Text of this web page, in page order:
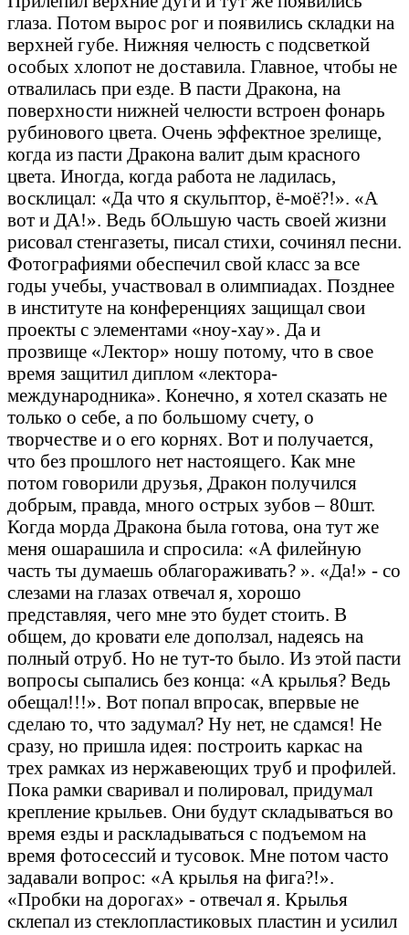
глаза. Потом вырос рог и появились складки на
верхней губе. Нижняя челюсть с подсветкой
особых хлопот не доставила. Главное, чтобы не
отвалилась при езде. В пасти Дракона, на
поверхности нижней челюсти встроен фонарь
рубинового цвета. Очень эффектное зрелище,
когда из пасти Дракона валит дым красного
цвета. Иногда, когда работа не ладилась,
восклицал: «Да что я скульптор, ё-моё?!». «А
вот и ДА!». Ведь бОльшую часть своей жизни
рисовал стенгазеты, писал стихи, сочинял песни.
Фотографиями обеспечил свой класс за все
годы учебы, участвовал в олимпиадах. Позднее
в институте на конференциях защищал свои
проекты с элементами «ноу-хау». Да и
прозвище «Лектор» ношу потому, что в свое
время защитил диплом «лектора-
международника». Конечно, я хотел сказать не
только о себе, а по большому счету, о
творчестве и о его корнях. Вот и получается,
что без прошлого нет настоящего. Как мне
потом говорили друзья, Дракон получился
добрым, правда, много острых зубов – 80шт.
Когда морда Дракона была готова, она тут же
меня ошарашила и спросила: «А филейную
часть ты думаешь облагораживать? ». «Да!» - со
слезами на глазах отвечал я, хорошо
представляя, чего мне это будет стоить. В
общем, до кровати еле доползал, надеясь на
полный отруб. Но не тут-то было. Из этой пасти
вопросы сыпались без конца: «А крылья? Ведь
обещал!!!». Вот попал впросак, впервые не
сделаю то, что задумал? Ну нет, не сдамся! Не
сразу, но пришла идея: построить каркас на
трех рамках из нержавеющих труб и профилей.
Пока рамки сваривал и полировал, придумал
крепление крыльев. Они будут складываться во
время езды и раскладываться с подъемом на
время фотосессий и тусовок. Мне потом часто
задавали вопрос: «А крылья на фига?!».
«Пробки на дорогах» - отвечал я. Крылья
склепал из стеклопластиковых пластин и усилил